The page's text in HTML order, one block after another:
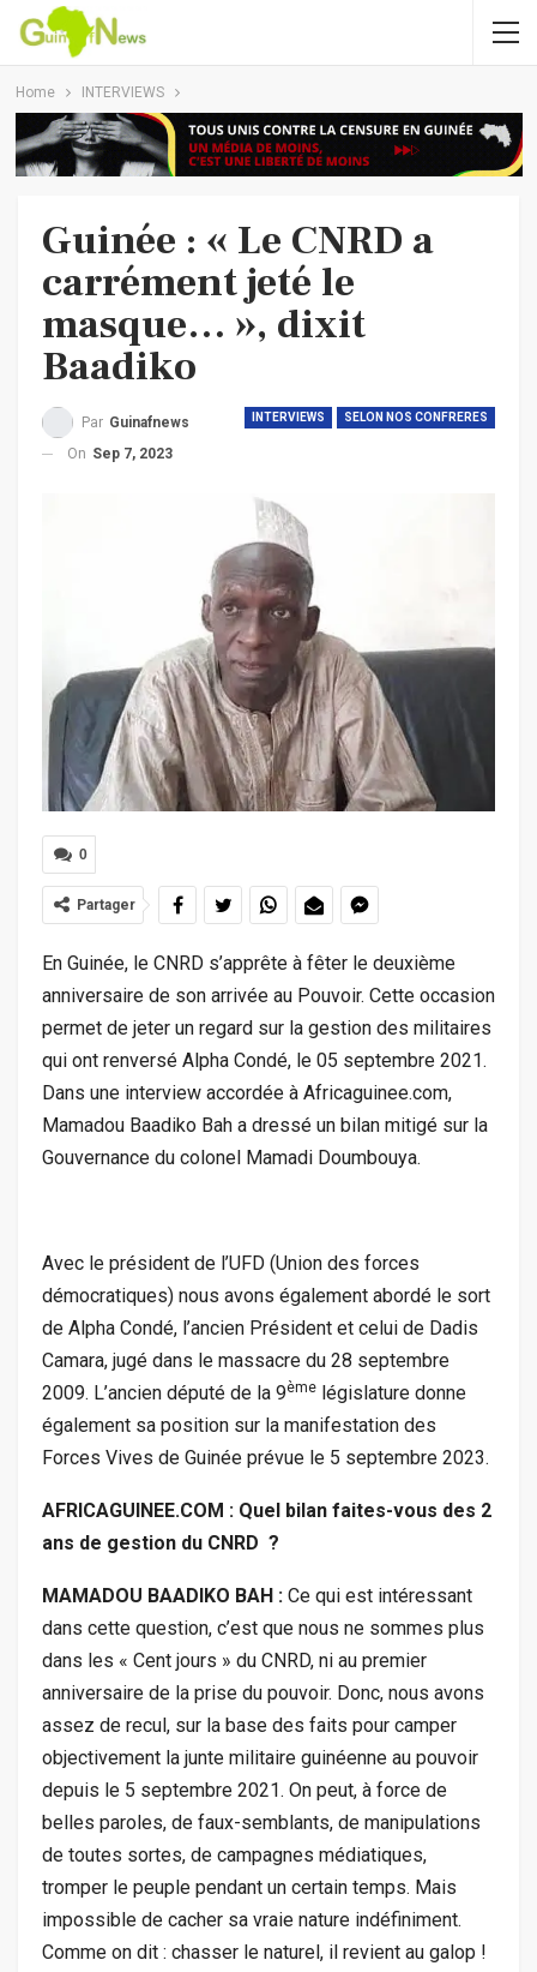
Home INTERVIEWS
Guinée : « Le CNRD a
carrément jeté le
masque… », dixit
Baadiko
INTERVIEWS SELON NOS CONFRERES
Par Guinafnews
On Sep 7, 2023
0
Partager
En Guinée, le CNRD s’apprête à fêter le deuxième
anniversaire de son arrivée au Pouvoir. Cette occasion
permet de jeter un regard sur la gestion des militaires
qui ont renversé Alpha Condé, le 05 septembre 2021.
Dans une interview accordée à Africaguinee.com,
Mamadou Baadiko Bah a dressé un bilan mitigé sur la
Gouvernance du colonel Mamadi Doumbouya.
Avec le président de l’UFD (Union des forces
démocratiques) nous avons également abordé le sort
de Alpha Condé, l’ancien Président et celui de Dadis
Camara, jugé dans le massacre du 28 septembre
2009. L’ancien député de la 9ème législature donne
également sa position sur la manifestation des
Forces Vives de Guinée prévue le 5 septembre 2023.
AFRICAGUINEE.COM : Quel bilan faites-vous des 2
ans de gestion du CNRD ?
MAMADOU BAADIKO BAH : Ce qui est intéressant
dans cette question, c’est que nous ne sommes plus
dans les « Cent jours » du CNRD, ni au premier
anniversaire de la prise du pouvoir. Donc, nous avons
assez de recul, sur la base des faits pour camper
objectivement la junte militaire guinéenne au pouvoir
depuis le 5 septembre 2021. On peut, à force de
belles paroles, de faux-semblants, de manipulations
de toutes sortes, de campagnes médiatiques,
tromper le peuple pendant un certain temps. Mais
impossible de cacher sa vraie nature indéfiniment.
Comme on dit : chasser le naturel, il revient au galop !